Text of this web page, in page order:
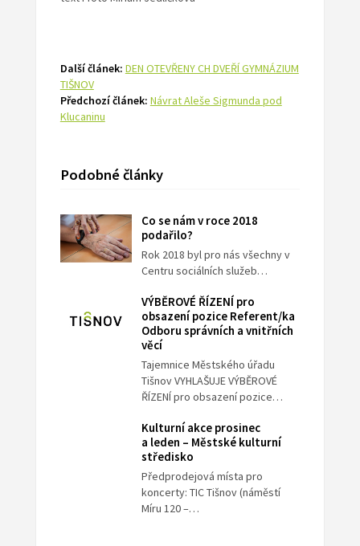
Další článek: DEN OTEVŘENY CH DVEŘÍ GYMNÁZIUM
TIŠNOV
Předchozí článek: Návrat Aleše Sigmunda pod
Klucaninu
Podobné články
Co se nám v roce 2018
podařilo?
Rok 2018 byl pro nás všechny v
Centru sociálních služeb…
VÝBĚROVÉ ŘÍZENÍ pro
obsazení pozice Referent/ka
Odboru správních a vnitřních
věcí
Tajemnice Městského úřadu
Tišnov VYHLAŠUJE VÝBĚROVÉ
ŘÍZENÍ pro obsazení pozice…
Kulturní akce prosinec
a leden – Městské kulturní
středisko
Předprodejová místa pro
koncerty: TIC Tišnov (náměstí
Míru 120 –…